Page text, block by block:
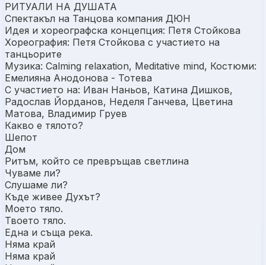
РИТУАЛИ НА ДУШАТА
Спектакъл на Танцова компания ДЮН
Идея и хореографска концепция: Петя Стойкова
Хореография: Петя Стойкова с участието на
танцьорите
Музика: Calming relaxation, Meditative mind, Костюми:
Емелияна Анодонова - Тотева
С участието на: Иван Наньов, Катина Дишков,
Радослав Йорданов, Неделя Ганчева, Цветина
Матова, Владимир Груев
Какво е тялото?
Шепот
Дом
Ритъм, който се превръщав светлина
Чуваме ли?
Слушаме ли?
Къде живее Духът?
Моето тяло.
Твоето тяло.
Една и съща река.
Няма край
Няма край